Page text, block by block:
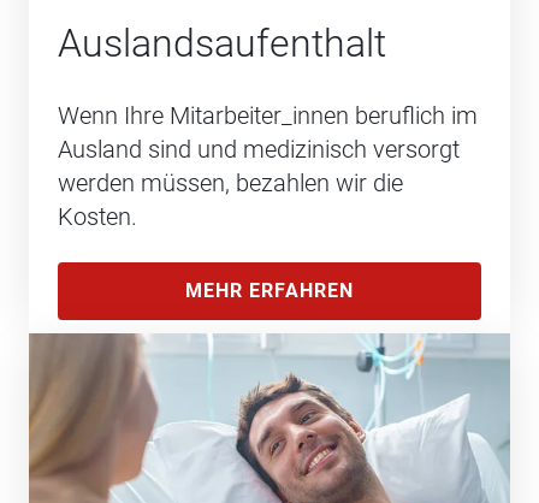
Auslands­aufenthalt
Wenn Ihre Mitarbeiter_innen beruflich im
Ausland sind und medizinisch versorgt
werden müssen, bezahlen wir die
Kosten.
MEHR ERFAHREN